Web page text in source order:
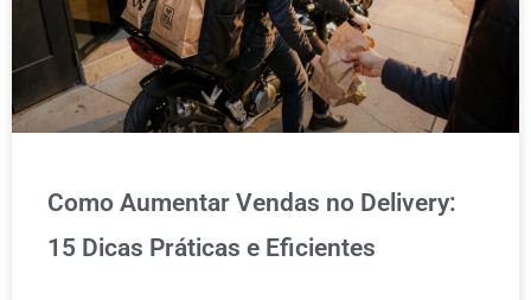
Como Aumentar Vendas no Delivery:
15 Dicas Práticas e Eficientes